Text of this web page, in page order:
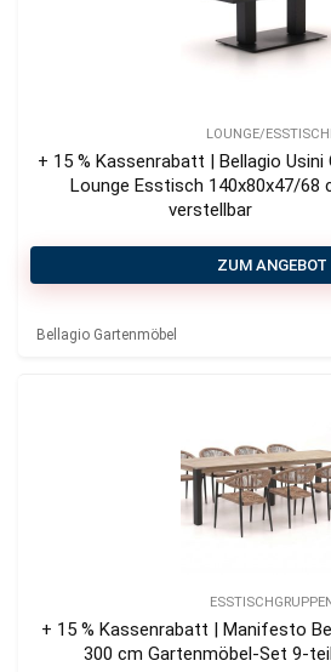
LOUNGE/
+ 15 % Kassenrabatt | Bellagio Usini
Lounge Esstisch 140x80x47/68
verstellbar
ZUM ANGEBOT
Bellagio Gartenmöbel
ESSTISCHGRUPPEN
+ 15 % Kassenrabatt | Manifesto
300 cm Gartenmöbel-Set 9-